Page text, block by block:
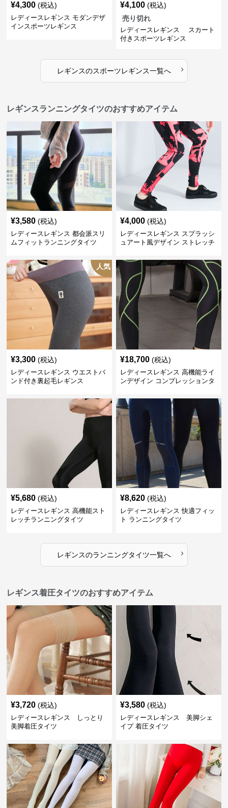
¥4,300 (税込)
レディースレギンス モダンデザ
インスポーツレギンス
¥4,100 (税込)
売り切れ
レディースレギンス スカート
付きスポーツレギンス
レギンスのスポーツレギンス一覧へ ›
レギンスランニングタイツのおすすめアイテム
¥3,580 (税込)
レディースレギンス 都会派スリ
ムフィットランニングタイツ
¥4,000 (税込)
レディースレギンス スプラッシ
ュアート風デザイン ストレッチ
人気
¥3,300 (税込)
レディースレギンス ウエストバ
ンド付き裏起毛レギンス
¥18,700 (税込)
レディースレギンス 高機能ライ
ンデザイン コンプレッションタ
¥5,680 (税込)
レディースレギンス 高機能スト
レッチランニングタイツ
¥8,620 (税込)
レディースレギンス 快適フィッ
ト ランニングタイツ
レギンスのランニングタイツ一覧へ ›
レギンス着圧タイツのおすすめアイテム
¥3,720 (税込)
レディースレギンス しっとり
美脚着圧タイツ
¥3,580 (税込)
レディースレギンス 美脚シェ
イプ 着圧タイツ